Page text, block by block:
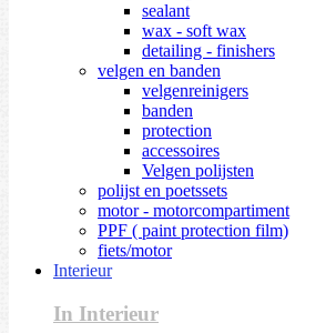
sealant
wax - soft wax
detailing - finishers
velgen en banden
velgenreinigers
banden
protection
accessoires
Velgen polijsten
polijst en poetssets
motor - motorcompartiment
PPF ( paint protection film)
fiets/motor
Interieur
In Interieur